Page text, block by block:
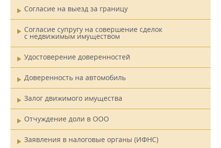
Согласие на выезд за границу
Согласие супругу на совершение сделок
с недвижимым имуществом
Удостоверение доверенностей
Доверенность на автомобиль
Залог движимого имущества
Отчуждение доли в ООО
Заявления в налоговые органы (ИФНС)